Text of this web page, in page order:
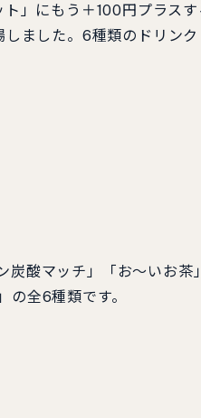
」にもう＋100円プラス
ました。6種類のドリン
炭酸マッチ」「お〜いお茶
全6種類です。